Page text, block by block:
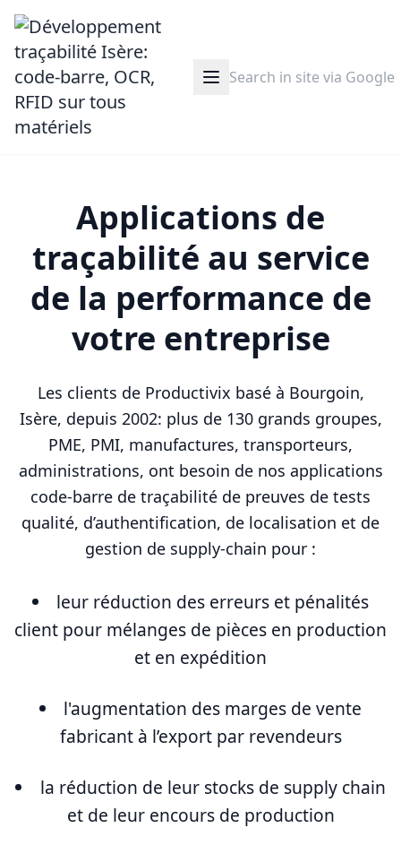
Applications de
traçabilité au service
de la performance de
votre entreprise
Les clients de Productivix basé à Bourgoin,
Isère, depuis 2002: plus de 130 grands groupes,
PME, PMI, manufactures, transporteurs,
administrations, ont besoin de nos applications
code-barre de traçabilité de preuves de tests
qualité, d’authentification, de localisation et de
gestion de supply-chain pour :
leur réduction des erreurs et pénalités
client pour mélanges de pièces en production
et en expédition
l'augmentation des marges de vente
fabricant à l’export par revendeurs
la réduction de leur stocks de supply chain
et de leur encours de production